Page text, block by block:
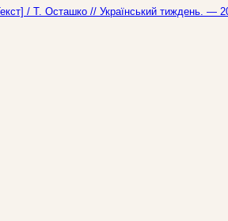
/ Т. Осташко // Український тиждень.